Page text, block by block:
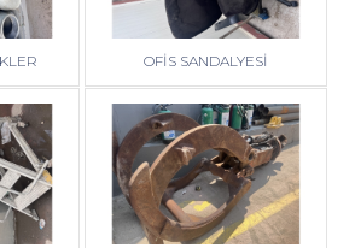
OFİS SANDALYESİ